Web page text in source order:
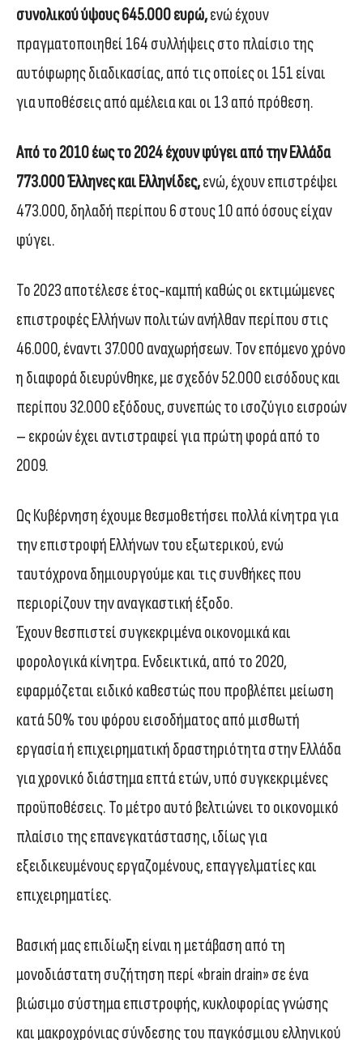
συνολικού ύψους 645.000 ευρώ,ενώ έχουν
πραγματοποιηθεί 164 συλλήψεις στο πλαίσιο της
αυτόφωρης διαδικασίας, από τις οποίες οι 151 είναι
για υποθέσεις από αμέλεια και οι 13 από πρόθεση.
Από το 2010 έως το 2024 έχουν φύγει από την Ελλάδα
773.000 Έλληνες και Ελληνίδες,ενώ, έχουν επιστρέψει
473.000, δηλαδή περίπου 6 στους 10 από όσους είχαν
φύγει.
Το 2023 αποτέλεσε έτος-καμπή καθώς οι εκτιμώμενες
επιστροφές Ελλήνων πολιτών ανήλθαν περίπου στις
46.000, έναντι 37.000 αναχωρήσεων. Τον επόμενο χρόνο
η διαφορά διευρύνθηκε, με σχεδόν 52.000 εισόδους και
περίπου 32.000 εξόδους, συνεπώς το ισοζύγιο εισροών
– εκροών έχει αντιστραφεί για πρώτη φορά από το
2009.
Ως Κυβέρνηση έχουμε θεσμοθετήσει πολλά κίνητρα για
την επιστροφή Ελλήνων του εξωτερικού, ενώ
ταυτόχρονα δημιουργούμε και τις συνθήκες που
περιορίζουν την αναγκαστική έξοδο.
Έχουν θεσπιστεί συγκεκριμένα οικονομικά και
φορολογικά κίνητρα. Ενδεικτικά, από το 2020,
εφαρμόζεται ειδικό καθεστώς που προβλέπει μείωση
κατά 50% του φόρου εισοδήματος από μισθωτή
εργασία ή επιχειρηματική δραστηριότητα στην Ελλάδα
για χρονικό διάστημα επτά ετών, υπό συγκεκριμένες
προϋποθέσεις. Το μέτρο αυτό βελτιώνει το οικονομικό
πλαίσιο της επανεγκατάστασης, ιδίως για
εξειδικευμένους εργαζομένους, επαγγελματίες και
επιχειρηματίες.
Βασική μας επιδίωξη είναι η μετάβαση από τη
μονοδιάστατη συζήτηση περί «brain drain» σε ένα
βιώσιμο σύστημα επιστροφής, κυκλοφορίας γνώσης
και μακροχρόνιας σύνδεσης του παγκόσμιου ελληνικού